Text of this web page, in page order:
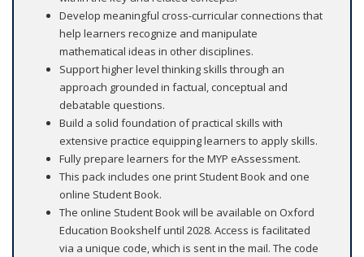
Develop meaningful cross-curricular connections that
help learners recognize and manipulate
mathematical ideas in other disciplines.
Support higher level thinking skills through an
approach grounded in factual, conceptual and
debatable questions.
Build a solid foundation of practical skills with
extensive practice equipping learners to apply skills.
Fully prepare learners for the MYP eAssessment.
This pack includes one print Student Book and one
online Student Book.
The online Student Book will be available on Oxford
Education Bookshelf until 2028. Access is facilitated
via a unique code, which is sent in the mail. The code